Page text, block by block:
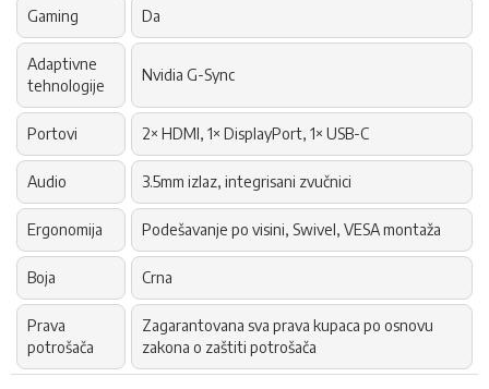
Gaming Da
Adaptivne
tehnologije
Nvidia G-Sync
Portovi 2× HDMI, 1× DisplayPort, 1× USB-C
Audio 3.5mm izlaz, integrisani zvučnici
Ergonomija Podešavanje po visini, Swivel, VESA montaža
Boja Crna
Prava
potrošača
Zagarantovana sva prava kupaca po osnovu
zakona o zaštiti potrošača